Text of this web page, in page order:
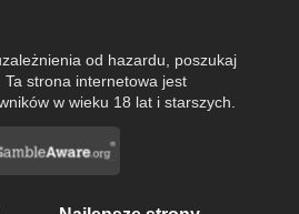
od hazardu, poszukaj
strona internetowa jest
w wieku 18 lat i starszych.